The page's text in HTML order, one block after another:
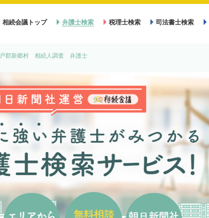
相続会議トップ 弁護士検索 税理士検索 司法書士検索
郡新郷村 相続人調査 弁護士